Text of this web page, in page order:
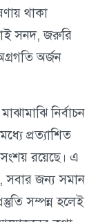
থাকা
সনদ, জরুরি
অর্জন
নির্বাচন
প্রত্যাশিত
সংশয় রয়েছে। এ
সবার জন্য সমান
সম্পন্ন হলেই